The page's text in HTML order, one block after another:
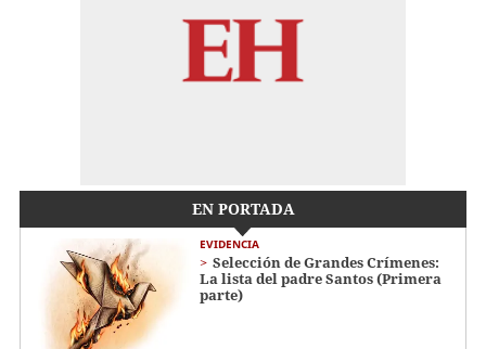
EN PORTADA
EVIDENCIA
Selección de Grandes Crímenes:
La lista del padre Santos (Primera
parte)